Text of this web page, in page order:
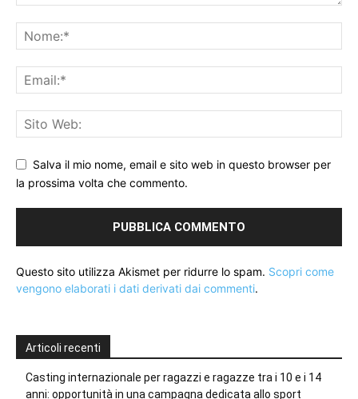
Salva il mio nome, email e sito web in questo browser per
la prossima volta che commento.
Questo sito utilizza Akismet per ridurre lo spam. Scopri come
vengono elaborati i dati derivati dai commenti.
Articoli recenti
Casting internazionale per ragazzi e ragazze tra i 10 e i 14
anni: opportunità in una campagna dedicata allo sport